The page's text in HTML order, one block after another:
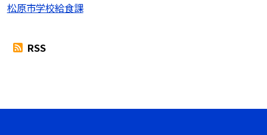
松原市学校給食課
RSS